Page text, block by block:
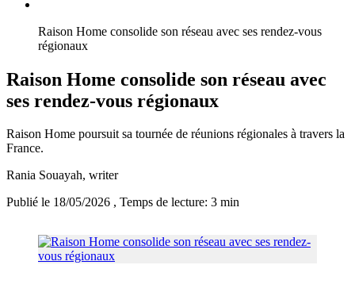
Raison Home consolide son réseau avec ses rendez-vous
régionaux
Raison Home consolide son réseau avec
ses rendez-vous régionaux
Raison Home poursuit sa tournée de réunions régionales à travers la
France.
Rania Souayah, writer
Publié le 18/05/2026 , Temps de lecture: 3 min